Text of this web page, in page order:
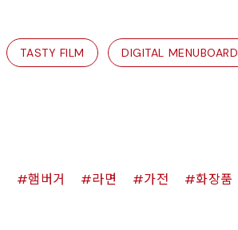
TASTY FILM DIGITAL MENUBOARD
햄버거 라면 가전 화장품